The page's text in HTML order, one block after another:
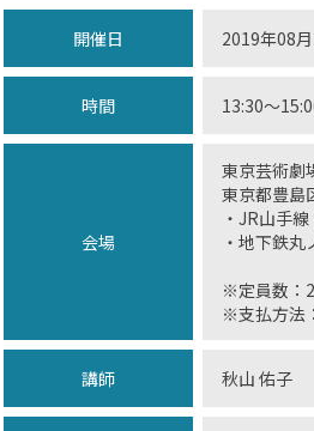
開催日 2019年08
時間 13:30〜
会場
東京芸術劇
東京都豊島
・JR山手
・地下鉄
※定員数：
※支払方法
講師 秋山 佑子